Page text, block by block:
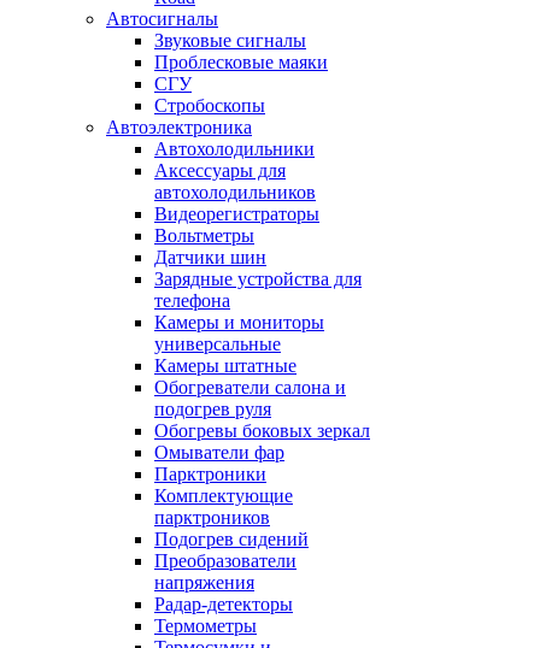
Автосигналы
Звуковые сигналы
Проблесковые маяки
СГУ
Стробоскопы
Автоэлектроника
Автохолодильники
Аксессуары для
автохолодильников
Видеорегистраторы
Вольтметры
Датчики шин
Зарядные устройства для
телефона
Камеры и мониторы
универсальные
Камеры штатные
Обогреватели салона и
подогрев руля
Обогревы боковых зеркал
Омыватели фар
Парктроники
Комплектующие
парктроников
Подогрев сидений
Преобразователи
напряжения
Радар-детекторы
Термометры